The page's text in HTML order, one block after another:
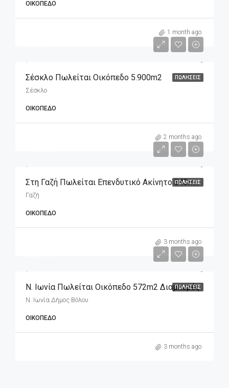
ΟΙΚΌΠΕΔΟ
1 month ago
ΠΩΛΉΣΕΙΣ
Σέσκλο Πωλείται Οικόπεδο 5.900m2
Σέσκλο
ΟΙΚΌΠΕΔΟ
2 months ago
ΠΩΛΉΣΕΙΣ
Στη Γαζή Πωλείται Επενδυτικό Ακίνητο 343m2 (οικόπεδο), Διαμπερές
Γαζή
ΟΙΚΌΠΕΔΟ
3 months ago
ΠΩΛΉΣΕΙΣ
Ν. Ιωνία Πωλείται Οικόπεδο 572m2 Διαμπερές
Ν. Ιωνία Δήμος Βόλου
ΟΙΚΌΠΕΔΟ
3 months ago